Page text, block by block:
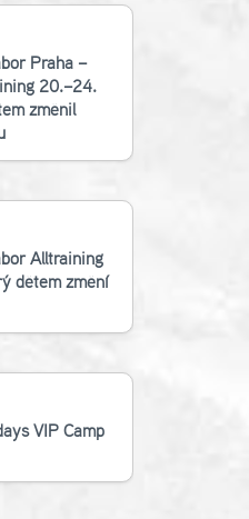
Praha –
20.–24.
změnil
Alltraining
dětem změní
VIP Camp